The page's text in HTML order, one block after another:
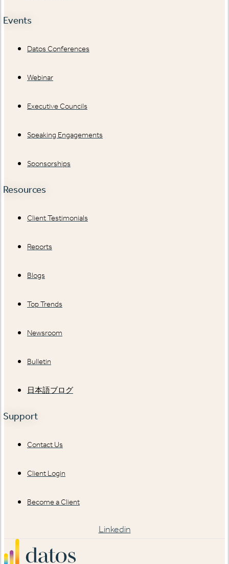
Events
Datos Conferences
Webinar
Executive Councils
Speaking Engagements
Sponsorships
Resources
Client Testimonials
Reports
Blogs
Top Trends
Newsroom
Bulletin
日本語ブログ
Support
Contact Us
Client Login
Become a Client
Linkedin